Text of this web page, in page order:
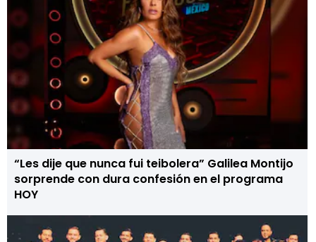
“Les dije que nunca fui teibolera” Galilea Montijo
sorprende con dura confesión en el programa
HOY